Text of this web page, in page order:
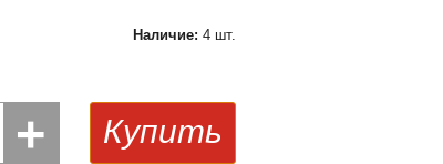
Наличие: 4 шт.
+ Купить